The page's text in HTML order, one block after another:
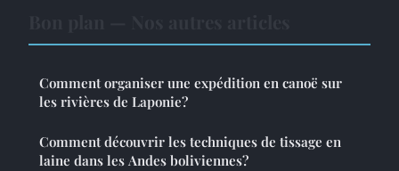
Comment organiser une expédition en canoë sur
les rivières de Laponie?
Comment découvrir les techniques de tissage en
laine dans les Andes boliviennes?